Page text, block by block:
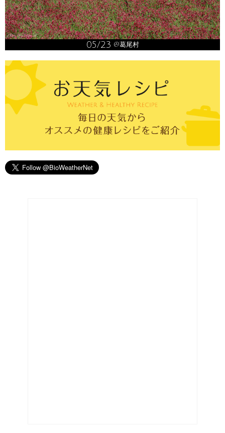
05/23 @葛尾村